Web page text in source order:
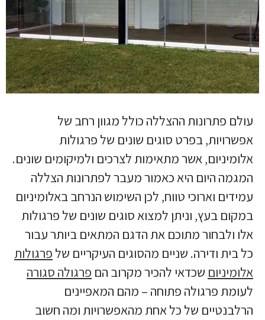
עולם פתרונות ההצללה כולל מגוון רחב של
אפשרויות, בפרט סוגים שונים של פרגולות
אלומיניום, אשר מתאימות לצרכים ולמיקומים שונים.
המגמה היום היא כאמור מעבר לפתרונות הצללה
עמידים וארוכי טווח, לכן השימוש הנרחב באלומיניום
במקום בעץ, וניתן למצוא סוגים שונים של פרגולות
אלו ולבחור מתוכם את הדגם המתאים ביותר עבור
כל בית ודירה. שניים מהסוגים העיקריים של פרגולות
אלומיניום שכדאי להכיר מקרוב הם פרגולה סגורה
לעומת פרגולה פתוחה – מהם המאפיינים
הרלבנטיים של כל אחת מהאפשרויות ומה חשוב